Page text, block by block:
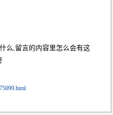
么,留言的内容里怎么会有这